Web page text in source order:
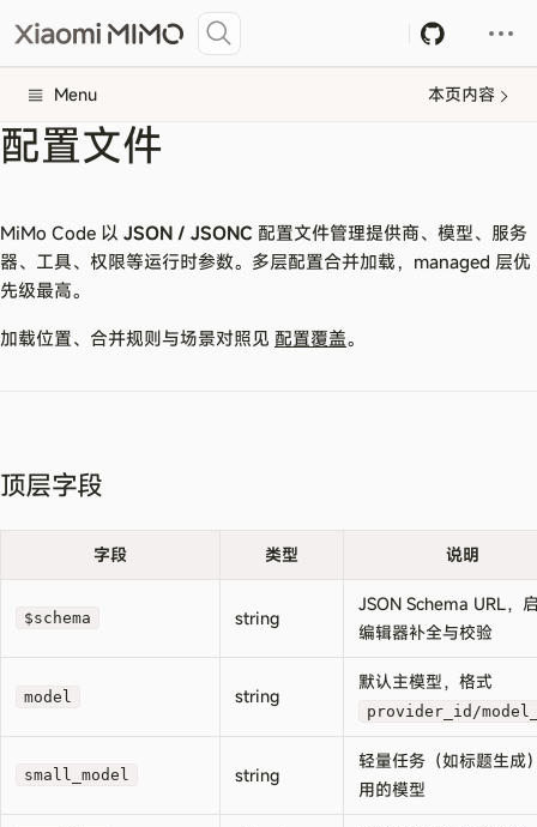
Menu 本页内容
配置文件
MiMo Code 以 JSON / JSONC 配置文件管理提供商、模型、服务
器、工具、权限等运行时参数。多层配置合并加载，managed 层优
先级最高。
加载位置、合并规则与场景对照见 配置覆盖。
顶层字段
字段 类型 说明
$schema string
JSON Schema URL，
编辑器补全与校验
model string
默认主模型，格式
provider_id/
small_model string
轻量任务（如标题生成
用的模型